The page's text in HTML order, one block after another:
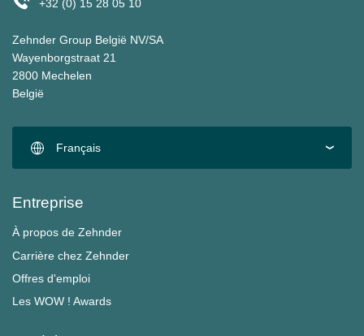
+32 (0) 15 28 05 10
Zehnder Group België NV/SA
Wayenborgstraat 21
2800 Mechelen
België
Français
Entreprise
À propos de Zehnder
Carrière chez Zehnder
Offres d'emploi
Les WOW ! Awards